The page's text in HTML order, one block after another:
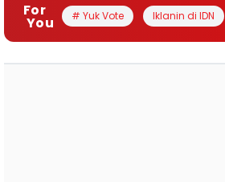
For
You # Yuk Vote Iklanin di IDN